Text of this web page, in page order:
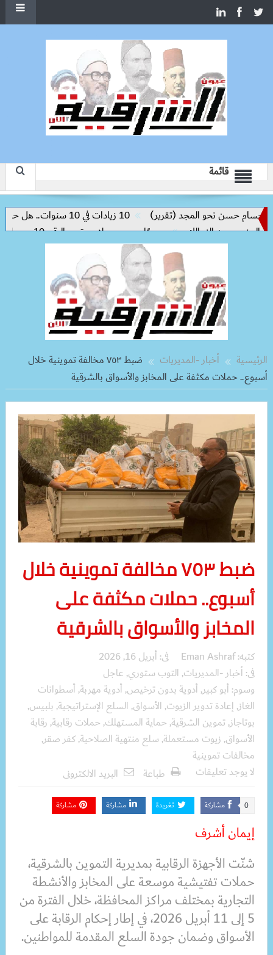
قائمة
حسن نحو المجد (تقرير)
10 زيادات في 10 سنوات.. هل حان الوقت لرفع دعم البنزين نهائيا؟
رسميًا.. محمد صلاح يرتدي الرقم 10 مع طرابزون سبور ويبعث أول رسالة للجماهير
الرئيسية أخبار -المديريات
ضبط ٧٥٣ مخالفة تموينية خلال
أسبوع.. حملات مكثفة على المخابز والأسواق بالشرقية
ضبط ٧٥٣ مخالفة تموينية خلال
أسبوع.. حملات مكثفة على
المخابز والأسواق بالشرقية
كتبه:Eman Ashraf فى: أبريل 16, 2026
فى: أخبار -المديريات, التوب ستوري, عاجل
وسوم: أبو كبير, أدوية بدون ترخيص, أدوية مهربة, أسطوانات
الغاز, إعادة تدوير الزيوت, الأسواق, السلع الإستراتيجية, بلبيس,
بوتاجاز,تموين الشرقية, حماية المستهلك, حملات رقابية, رقابة
الأسواق, زيوت مستعملة, سلع منتهية الصلاحية,كفر صقر,
مخالفات تموينية
لا يوجد تعليقات
طباعة البريد الالكترونى
مشاركة 0 تغريدة مشاركة مشاركة
إيمان أشرف
شنّت الأجهزة الرقابية بمديرية التموين بالشرقية،
حملات تفتيشية موسعة على المخابز والأنشطة
التجارية بمختلف مراكز المحافظة، خلال الفترة من
5 إلى 11 أبريل 2026، في إطار إحكام الرقابة على
الأسواق وضمان جودة السلع المقدمة للمواطنين.